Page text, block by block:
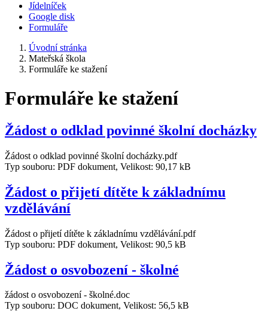
Jídelníček
Google disk
Formuláře
Úvodní stránka
Mateřská škola
Formuláře ke stažení
Formuláře ke stažení
Žádost o odklad povinné školní docházky
Žádost o odklad povinné školní docházky.pdf
Typ souboru: PDF dokument, Velikost: 90,17 kB
Žádost o přijetí dítěte k základnímu
vzdělávání
Žádost o přijetí dítěte k základnímu vzdělávání.pdf
Typ souboru: PDF dokument, Velikost: 90,5 kB
Žádost o osvobození - školné
žádost o osvobození - školné.doc
Typ souboru: DOC dokument, Velikost: 56,5 kB